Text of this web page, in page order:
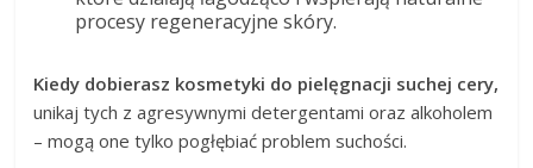
procesy regeneracyjne skóry.
Kiedy dobierasz kosmetyki do pielęgnacji suchej cery,
unikaj tych z agresywnymi detergentami oraz alkoholem
– mogą one tylko pogłębiać problem suchości.